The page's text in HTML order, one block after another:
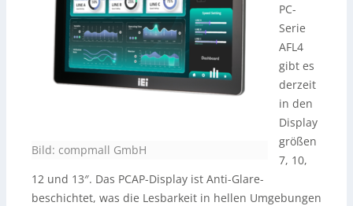
Bild: compmall GmbH
PC-
Serie
AFL4
gibt es
derzeit
in den
Display
größen
7, 10,
12 und 13″. Das PCAP-Display ist Anti-Glare-
beschichtet, was die Lesbarkeit in hellen Umgebungen